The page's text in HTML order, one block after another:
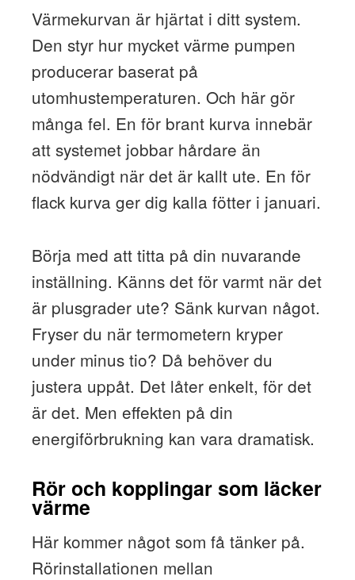
Värmekurvan är hjärtat i ditt system.
Den styr hur mycket värme pumpen
producerar baserat på
utomhustemperaturen. Och här gör
många fel. En för brant kurva innebär
att systemet jobbar hårdare än
nödvändigt när det är kallt ute. En för
flack kurva ger dig kalla fötter i januari.
Börja med att titta på din nuvarande
inställning. Känns det för varmt när det
är plusgrader ute? Sänk kurvan något.
Fryser du när termometern kryper
under minus tio? Då behöver du
justera uppåt. Det låter enkelt, för det
är det. Men effekten på din
energiförbrukning kan vara dramatisk.
Rör och kopplingar som läcker
värme
Här kommer något som få tänker på.
Rörinstallationen mellan